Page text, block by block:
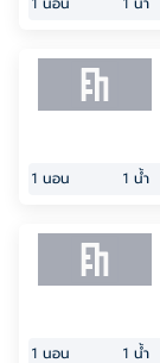
1 นอน 1 น้ำ
1 นอน 1 น้ำ
1 นอน 1 น้ำ